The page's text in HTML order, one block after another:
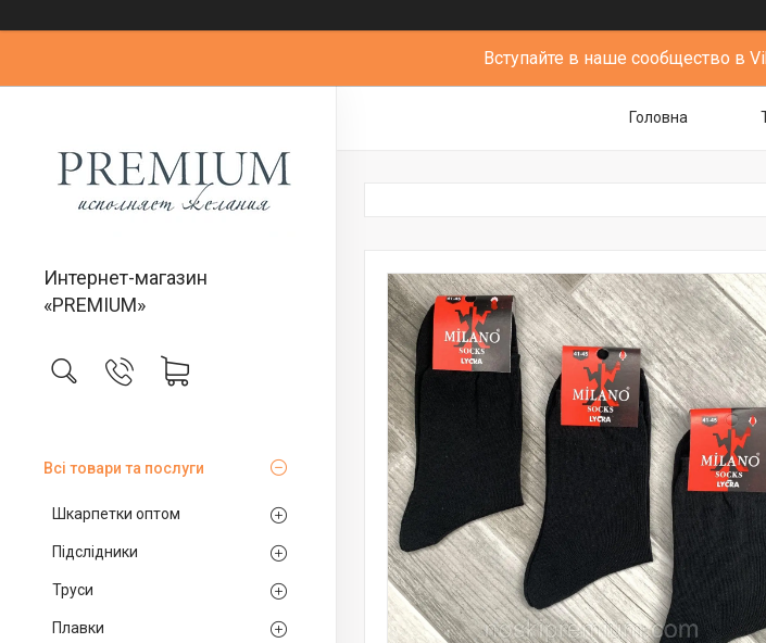
Вступайте в наше сообщество в
Интернет-магазин
«PREMIUM»
Всі товари та послуги
Шкарпетки оптом
Підслідники
Труси
Плавки
Головна